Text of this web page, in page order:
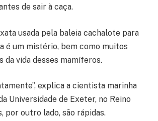
de sair à caça.
usada pela baleia cachalote para
é um mistério, bem como muitos
da vida desses mamíferos.
explica a cientista marinha
Universidade de Exeter, no Reino
por outro lado, são rápidas.